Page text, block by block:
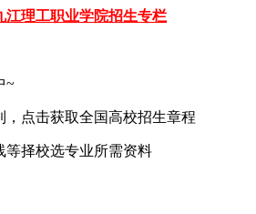
江理工职业学院招生专栏
~
，点击获取全国高校招生章程
等择校选专业所需资料